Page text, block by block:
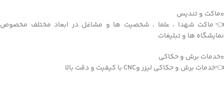
▫️ماکت و تندیس
👈ماکت شهدا ، علما ، شخصیت ها و مشاغل در ابعاد مختلف مخصوص
نمایشگاه ها و تبلیغات
▫️خدمات برش و حکاکی
👈خدمات برش و حکاکی لیزر وCNC با کیفیت و دقت بالا